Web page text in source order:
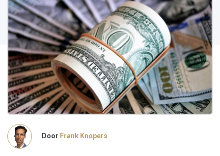
Door Frank Knopers